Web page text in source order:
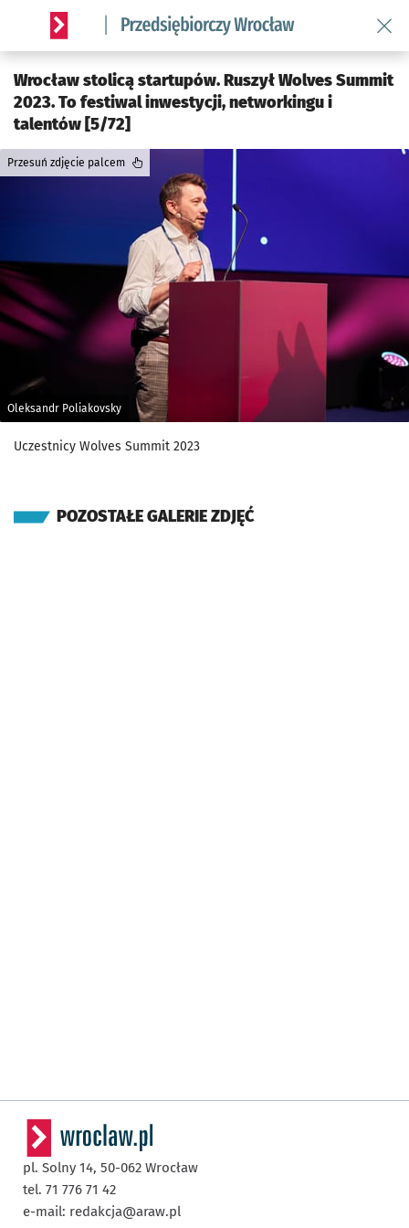
Serwis informacyjny wroclaw.pl podserwis: Strategia
Wrocław stolicą startupów. Ruszył Wolves Summit
2023. To festiwal inwestycji, networkingu i
talentów [5/72]
Oleksandr Poliakovsky
Przesuń zdjęcie palcem
Uczestnicy Wolves Summit 2023
POZOSTAŁE GALERIE ZDJĘĆ
pl. Solny 14, 50-062 Wrocław
tel. 71 776 71 42
e-mail: redakcja@araw.pl